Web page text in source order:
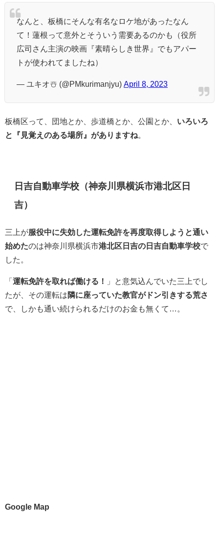
なんと、板橋にそんな有名なロケ地があったなん
て！蓮根って意外とそういう需要あるのかも（役所
広司さん主演の映画『素晴らしき世界』でもアパー
トが使われてましたね）
— ユキオ☃️ (@PMkurimanjyu) April 8, 2023
板橋区って、団地とか、歩道橋とか、公園とか、 いろいろ
と『見覚えのある場所』がありますね
日吉自動車学校（神奈川県横浜市港北区日
吉）
三上が服役中に失効した運転免許を再度取得しようと通い
始めたのは神奈川県横浜市港北区日吉の日吉自動車学校で
した。
「運転免許を取れば働ける！
」と意気込んでいた三上でし
たが、その運転は隣に座っていた教官がドン引きする荒さ
で、しかも通い続けられるだけのお金も無くて…。
Google Map